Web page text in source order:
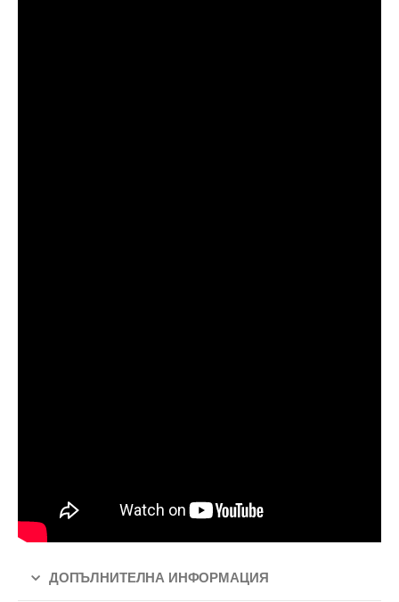
ДОПЪЛНИТЕЛНА ИНФОРМАЦИЯ